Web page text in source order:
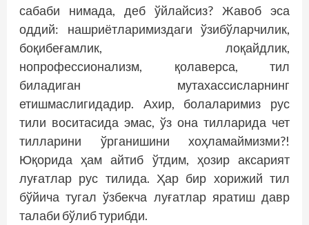
сабаби нимада, деб ўйлайсиз? Жавоб эса
оддий: нашриётларимиздаги ўзибўларчилик,
боқибеғамлик, лоқайдлик,
нопрофессионализм, қолаверса, тил
биладиган мутахассисларнинг
етишмаслигидадир. Ахир, болаларимиз рус
тили воситасида эмас, ўз она тилларида чет
тилларини ўрганишини хоҳламаймизми?!
Юқорида ҳам айтиб ўтдим, ҳозир аксарият
луғатлар рус тилида. Ҳар бир хорижий тил
бўйича тугал ўзбекча луғатлар яратиш давр
талаби бўлиб турибди.